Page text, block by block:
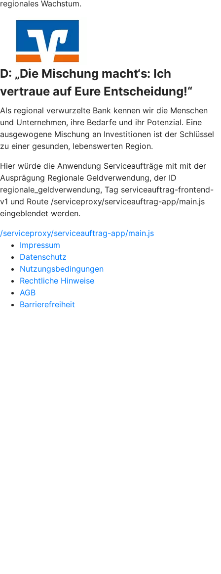
regionales Wachstum.
D: „Die Mischung macht‘s: Ich
vertraue auf Eure Entscheidung!“
Als regional verwurzelte Bank kennen wir die Menschen
und Unternehmen, ihre Bedarfe und ihr Potenzial. Eine
ausgewogene Mischung an Investitionen ist der Schlüssel
zu einer gesunden, lebenswerten Region.
Hier würde die Anwendung Serviceaufträge mit mit der
Ausprägung Regionale Geldverwendung, der ID
regionale_geldverwendung, Tag serviceauftrag-frontend-
v1 und Route /serviceproxy/serviceauftrag-app/main.js
eingeblendet werden.
/serviceproxy/serviceauftrag-app/main.js
Impressum
Datenschutz
Nutzungsbedingungen
Rechtliche Hinweise
AGB
Barrierefreiheit